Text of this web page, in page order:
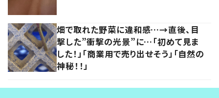
畑で取れた野菜に違和感…→直後、目
撃した”衝撃の光景”に…「初めて見ま
した！」「商業用で売り出せそう」「自然の
神秘！！」